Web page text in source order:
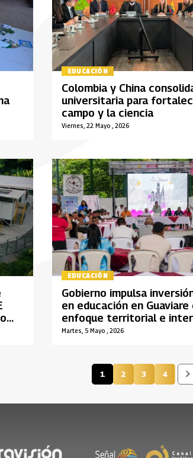
EDUCACIÓN
Viernes, 22 Mayo , 2026
Colombia y China
universitaria para
campo y la ciencia
EDUCACIÓN
Martes, 5 Mayo , 2026
Gobierno impulsa
en educación en Guaviare
enfoque territorial e
Página actual
1 Página
2 Página
3 Página
4